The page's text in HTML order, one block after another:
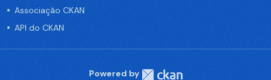
Associação CKAN
API do CKAN
Powered by